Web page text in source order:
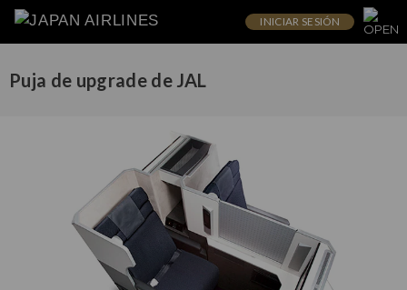
INICIAR SESIÓN
Puja de upgrade de JAL